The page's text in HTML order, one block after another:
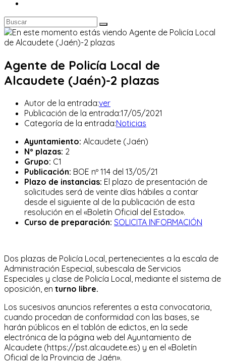
Agente de Policía Local de
Alcaudete (Jaén)-2 plazas
Autor de la entrada:ver
Publicación de la entrada:17/05/2021
Categoría de la entrada:Noticias
Ayuntamiento: Alcaudete (Jaén)
Nº plazas: 2
Grupo: C1
Publicación: BOE nº 114 del 13/05/21
Plazo de instancias: El plazo de presentación de
solicitudes será de veinte días hábiles a contar
desde el siguiente al de la publicación de esta
resolución en el «Boletín Oficial del Estado».
Curso de preparación: SOLICITA INFORMACIÓN
Dos plazas de Policía Local, pertenecientes a la escala de
Administración Especial, subescala de Servicios
Especiales y clase de Policía Local, mediante el sistema de
oposición, en turno libre.
Los sucesivos anuncios referentes a esta convocatoria,
cuando procedan de conformidad con las bases, se
harán públicos en el tablón de edictos, en la sede
electrónica de la página web del Ayuntamiento de
Alcaudete (https://pst.alcaudete.es) y en el «Boletín
Oficial de la Provincia de Jaén».